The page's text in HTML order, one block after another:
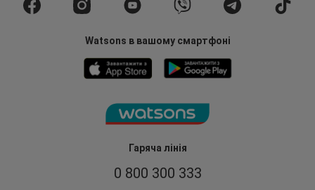
Гаряча лінія
0 800 300 333
Watsons в вашому смартфоні